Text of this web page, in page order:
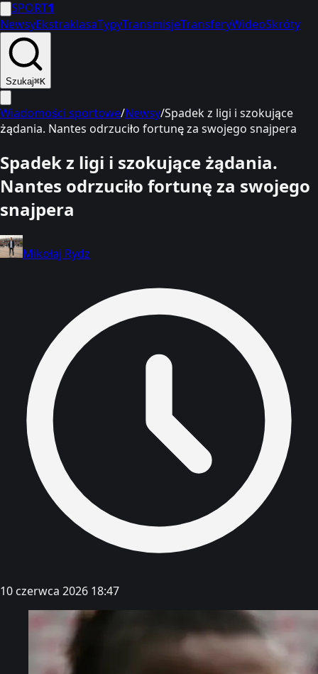
SPORT1
NewsyEkstraklasaTypyTransmisjeTransferyWideoSkróty
Szukaj⌘K
Wiadomości sportowe/Newsy/Spadek z ligi i szokujące
żądania. Nantes odrzuciło fortunę za swojego snajpera
Spadek z ligi i szokujące żądania.
Nantes odrzuciło fortunę za swojego
snajpera
Mikołaj Rydz
10 czerwca 2026 18:47